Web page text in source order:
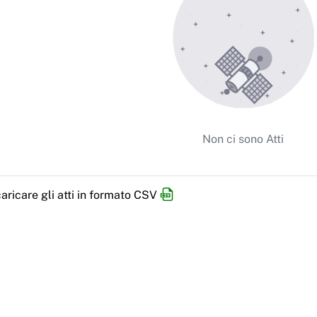
Non ci sono Atti
gli atti in formato CSV